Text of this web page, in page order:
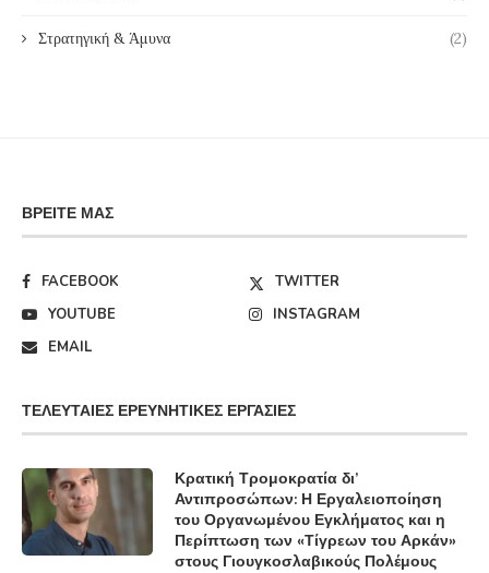
Στρατηγική & Άμυνα (2)
ΒΡΕΊΤΕ ΜΑΣ
FACEBOOK
TWITTER
YOUTUBE
INSTAGRAM
EMAIL
ΤΕΛΕΥΤΑΊΕΣ ΕΡΕΥΝΗΤΙΚΈΣ ΕΡΓΑΣΊΕΣ
Κρατική Τρομοκρατία δι’
Αντιπροσώπων: Η Εργαλειοποίηση
του Οργανωμένου Εγκλήματος και η
Περίπτωση των «Τίγρεων του Αρκάν»
στους Γιουγκοσλαβικούς Πολέμους